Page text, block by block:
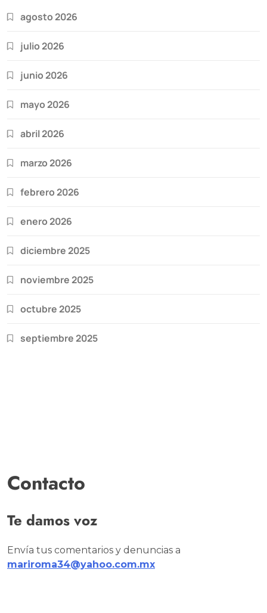
agosto 2026
julio 2026
junio 2026
mayo 2026
abril 2026
marzo 2026
febrero 2026
enero 2026
diciembre 2025
noviembre 2025
octubre 2025
septiembre 2025
Contacto
Te damos voz
Envía tus comentarios y denuncias a
mariroma34@yahoo.com.mx